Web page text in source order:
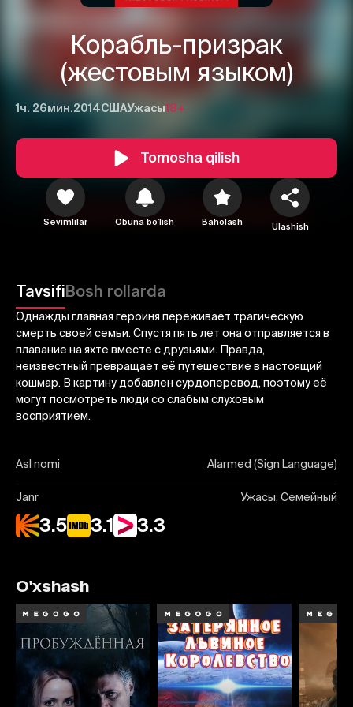
Корабль-призрак
(жестовым языком)
1ч. 26мин.2014СШАУжасы18+
Tomosha qilish
Sevimlilar Obuna boʻlish Baholash Ulashish
TavsifiBosh rollarda
Однажды главная героиня переживает трагическую
смерть своей семьи. Спустя пять лет она отправляется в
плавание на яхте вместе с друзьями. Правда,
неизвестный превращает её путешествие в настоящий
кошмар. В картину добавлен сурдоперевод, поэтому её
могут посмотреть люди со слабым слуховым
восприятием.
Asl nomi Alarmed (Sign Language)
Janr Ужасы, Семейный
3.5 3.1 3.3
1 2
Yuborish
O'xshash